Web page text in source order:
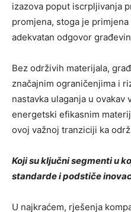
izazova poput iscrpljivanja
promjena, stoga je
adekvatan odgovor
Bez održivih materijala,
značajnim ograničenjima i
nastavka ulaganja u ovakav
energetski efikasnim
ovoj važnoj tranziciji ka
Koji su ključni segmenti u
standarde i podstiče
U najkraćem, rješenja